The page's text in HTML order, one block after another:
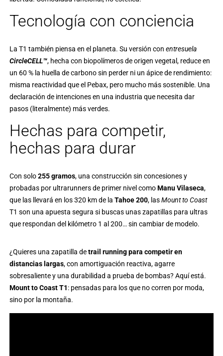
Tecnología con conciencia
La T1 también piensa en el planeta. Su versión con entresuela
CircleCELL™, hecha con biopolímeros de origen vegetal, reduce en
un 60 % la huella de carbono sin perder ni un ápice de rendimiento:
misma reactividad que el Pebax, pero mucho más sostenible. Una
declaración de intenciones en una industria que necesita dar
pasos (literalmente) más verdes.
Hechas para competir,
hechas para durar
Con solo255 gramos, una construcción sin concesiones y
probadas por ultrarunners de primer nivel comoManu Vilaseca,
que las llevará en los 320 km de la Tahoe 200, lasMount to Coast
T1 son una apuesta segura si buscas unas zapatillas para ultras
que respondan del kilómetro 1 al 200… sin cambiar de modelo.
¿Quieres una zapatilla detrail running para competir en
distancias largas, con amortiguación reactiva, agarre
sobresaliente y una durabilidad a prueba de bombas? Aquí está.
Mount to Coast T1: pensadas para los que no corren por moda,
sino por la montaña.